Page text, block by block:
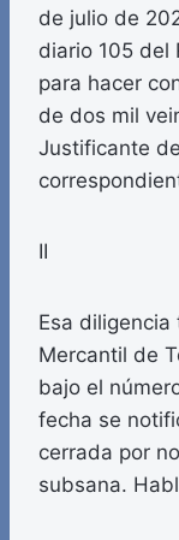
de julio de
diario 105 del
para hacer
de dos mil
Justificante
II
Esa
Mercantil de
bajo el
fecha se
cerrada por
subsana.